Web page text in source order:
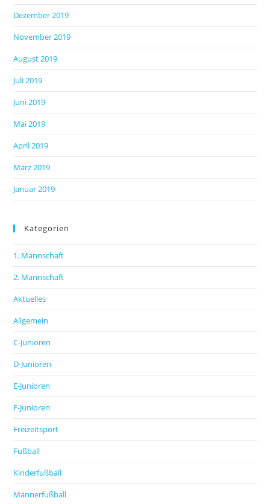
Dezember 2019
November 2019
August 2019
Juli 2019
Juni 2019
Mai 2019
April 2019
März 2019
Januar 2019
Kategorien
1. Mannschaft
2. Mannschaft
Aktuelles
Allgemein
C-Junioren
D-Junioren
E-Junioren
F-Junioren
Freizeitsport
Fußball
Kinderfußball
Männerfußball